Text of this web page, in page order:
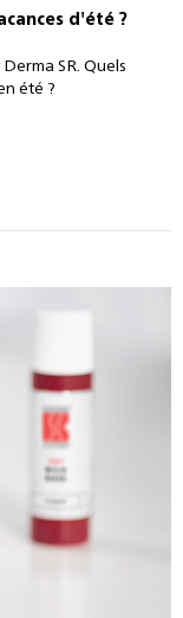
d'été ?
SR. Quels
été ?